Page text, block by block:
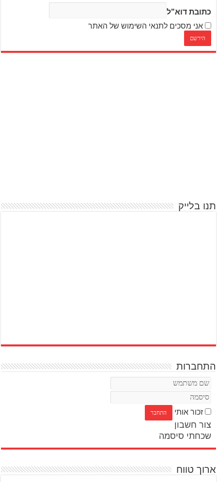
כתובת דוא"ל
אני מסכים לתנאי השימוש של האתר
תנו בלייק
התחברות
זכור אותי
צור חשבון
שכחתי סיסמה
ארוך טווח